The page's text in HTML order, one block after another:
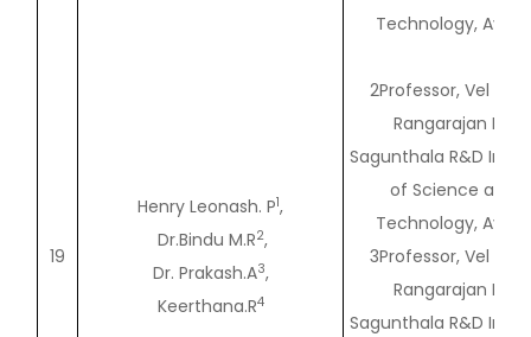
19
Henry Leonash. P1,
Dr.Bindu M.R2,
Dr. Prakash.A3,
Keerthana.R4
Technology, Avadi.
2Professor, Vel
Rangarajan Dr.
Sagunthala R&D
of Science and
Technology, Avadi.
3Professor, Vel
Rangarajan Dr.
Sagunthala R&D